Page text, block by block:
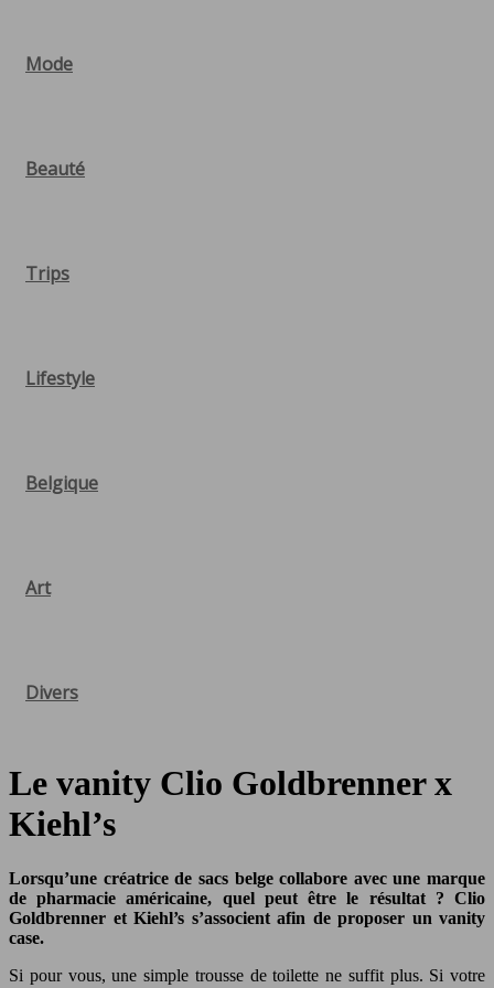
Mode
Beauté
Trips
Lifestyle
Belgique
Art
Divers
Le vanity Clio Goldbrenner x
Kiehl’s
Lorsqu’une créatrice de sacs belge collabore avec une marque
de pharmacie américaine, quel peut être le résultat ? Clio
Goldbrenner et Kiehl’s s’associent afin de proposer un vanity
case.
Si pour vous, une simple trousse de toilette ne suffit plus. Si votre